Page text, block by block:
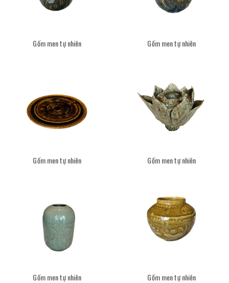
Gốm men tự nhiên Gốm men tự nhiên
Gốm men tự nhiên Gốm men tự nhiên
Gốm men tự nhiên Gốm men tự nhiên